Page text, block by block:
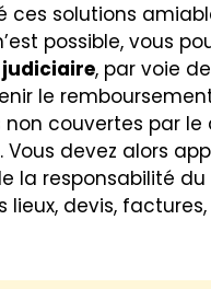
ces solutions
possible, vous
, par voie
le
non couvertes par le
Vous devez alors
la responsabilité
lieux, devis,